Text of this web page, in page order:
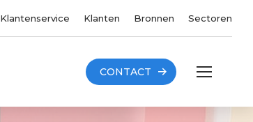
Klantenservice Klanten Bronnen Sectoren
CONTACT